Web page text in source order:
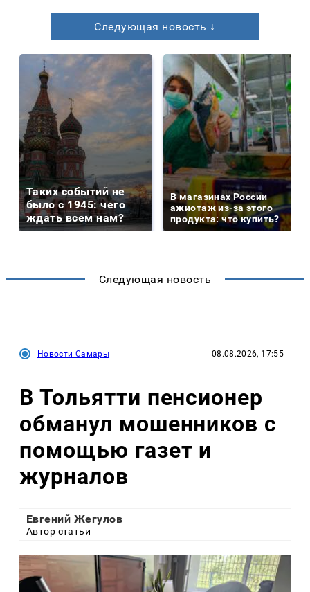
Следующая новость ↓
Таких событий не
было с 1945: чего
ждать всем нам?
В магазинах России
ажиотаж из-за этого
продукта: что купить?
Следующая новость
Новости Самары 08.08.2026, 17:55
В Тольятти пенсионер
обманул мошенников с
помощью газет и
журналов
Евгений Жегулов
Автор статьи